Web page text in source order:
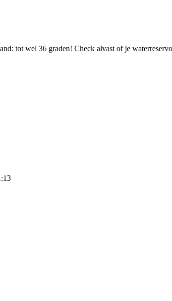
tot wel 36 graden! Check alvast of je